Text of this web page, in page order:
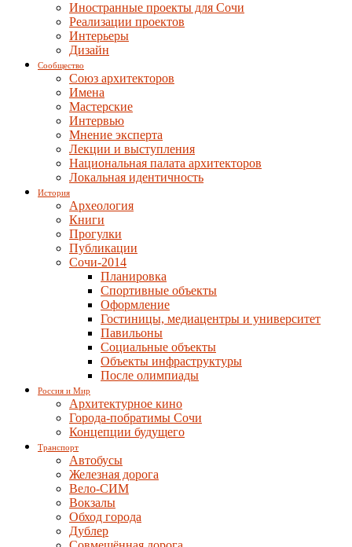
Иностранные проекты для Сочи
Реализации проектов
Интерьеры
Дизайн
Сообщество
Союз архитекторов
Имена
Мастерские
Интервью
Мнение эксперта
Лекции и выступления
Национальная палата архитекторов
Локальная идентичность
История
Археология
Книги
Прогулки
Публикации
Сочи-2014
Планировка
Спортивные объекты
Оформление
Гостиницы, медиацентры и университет
Павильоны
Социальные объекты
Объекты инфраструктуры
После олимпиады
Россия и Мир
Архитектурное кино
Города-побратимы Сочи
Концепции будущего
Транспорт
Автобусы
Железная дорога
Вело-СИМ
Вокзалы
Обход города
Дублер